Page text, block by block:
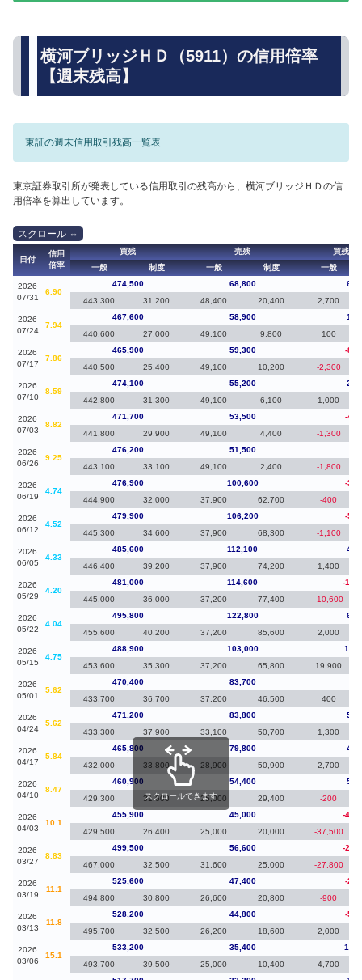
横河ブリッジＨＤ（5911）の信用倍率
【週末残高】
東証の週末信用取引残高一覧表
東京証券取引所が発表している信用取引の残高から、横河ブリッジＨＤの信
用倍率を算出しています。
日付
信用
倍率
買残 売残
買残（
一般
制度 一般 制度 一般
2026
07/31
6.90
474,500 68,800
443,300
31,200 48,400 20,400 2,700
2026
07/24
7.94
467,600 58,900
440,600
27,000 49,100 9,800 100
2026
07/17
7.86
465,900 59,300
-
440,500
25,400 49,100 10,200 -2,300
2026
07/10
8.59
474,100 55,200
442,800
31,300 49,100 6,100 1,000
2026
07/03
8.82
471,700 53,500
-
441,800
29,900 49,100 4,400 -1,300
2026
06/26
9.25
476,200 51,500
443,100
33,100 49,100 2,400 -1,800
2026
06/19
4.74
476,900 100,600
-
444,900
32,000 37,900 62,700 -400
2026
06/12
4.52
479,900 106,200
-
445,300
34,600 37,900 68,300 -1,100
2026
06/05
4.33
485,600 112,100
446,400
39,200 37,900 74,200 1,400
2026
05/29
4.20
481,000 114,600
-
445,000
36,000 37,200 77,400 -10,600
2026
05/22
4.04
495,800 122,800
455,600
40,200 37,200 85,600 2,000
2026
05/15
4.75
488,900 103,000
453,600
35,300 37,200 65,800 19,900
2026
05/01
5.62
470,400 83,700
433,700
36,700 37,200 46,500 400
2026
04/24
5.62
471,200 83,800
433,300
37,900 33,100 50,700 1,300
2026
04/17
5.84
465,800 79,800
432,000
33,800 28,900 50,900 2,700
2026
04/10
8.47
460,900 54,400
429,300
31,600 25,000 29,400 -200
2026
04/03
10.1
455,900 45,000
-
429,500
26,400 25,000 20,000 -37,500
2026
03/27
8.83
499,500 56,600
-
467,000
32,500 31,600 25,000 -27,800
2026
03/19
11.1
525,600 47,400
-
494,800
30,800 26,600 20,800 -900
2026
03/13
11.8
528,200 44,800
-
495,700
32,500 26,200 18,600 2,000
2026
03/06
15.1
533,200 35,400
493,700
39,500 25,000 10,400 4,700
スクロールできます